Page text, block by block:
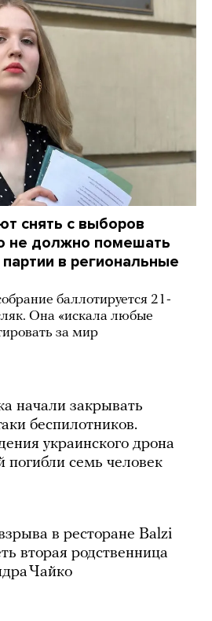
снять с выборов
не должно помешать
в региональные
баллотируется 21-
Она «искала любые
за мир
начали закрывать
беспилотников.
украинского дрона
погибли семь человек
в ресторане Balzi
вторая родственница
Чайко